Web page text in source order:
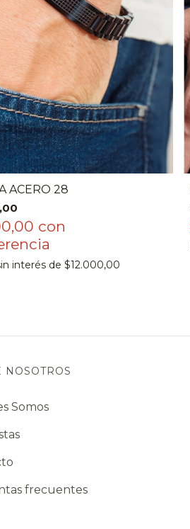
ACERO 28
con
interés de $12.000,00
NOSOTROS
Somos
frecuentes